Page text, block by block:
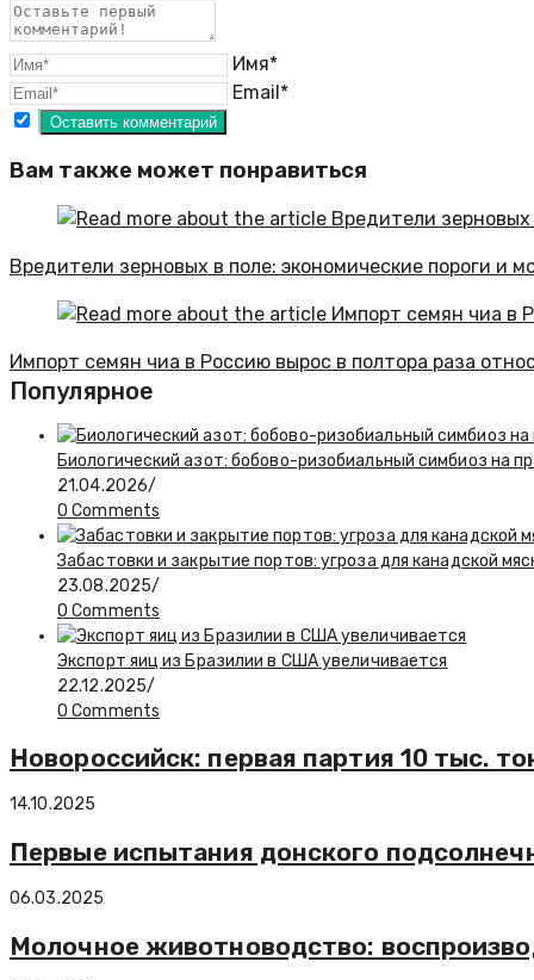
Имя*
Email*
Вам также может понравиться
Вредители зерновых в поле: экономические пороги и
Импорт семян чиа в Россию вырос в полтора раза
Популярное
Биологический азот: бобово-ризобиальный симбиоз на
21.04.2026/
0 Comments
Забастовки и закрытие портов: угроза для канадской
23.08.2025/
0 Comments
Экспорт яиц из Бразилии в США увеличивается
22.12.2025/
0 Comments
Новороссийск: первая партия 10 тыс.
14.10.2025
Первые испытания донского
06.03.2025
Молочное животноводство: